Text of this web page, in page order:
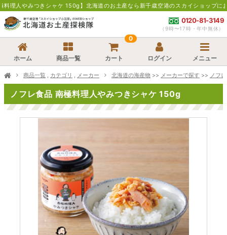
ャケ 150g】北海道のお土産なら新千歳空港のスカイショップにお任せ下さい。
0120-81-3149
（9時〜17時・年中無休）
ホーム 商品一覧 カート
0
ログイン メニュー
商品一覧 , カテゴリ , メーカー 北海道の海産物 >> メーカーで探す >> ノフ
ノフレ食品 南極料理人やみつきシャケ 150g